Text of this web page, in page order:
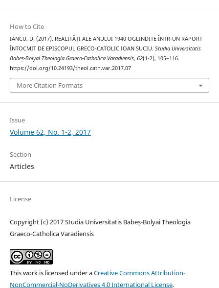
How to Cite
IANCU, D. (2017). REALITĂȚI ALE ANULUI 1940 OGLINDITE ÎNTR-UN RAPORT
ÎNTOCMIT DE EPISCOPUL GRECO-CATOLIC IOAN SUCIU. Studia Universitatis
Babeș-Bolyai Theologia Graeco-Catholica Varadiensis, 62(1-2), 105–116.
https://doi.org/10.24193/theol.cath.var.2017.07
More Citation Formats
Issue
Volume 62, No. 1-2, 2017
Section
Articles
License
Copyright (c) 2017 Studia Universitatis Babeș-Bolyai Theologia
Graeco-Catholica Varadiensis
This work is licensed under aCreative Commons Attribution-
NonCommercial-NoDerivatives 4.0 International License.